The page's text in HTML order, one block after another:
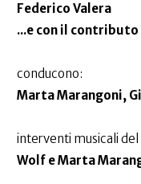
Federico Valera
...e con il
conducono:
Marta Marangoni,
interventi musicali del
Wolf e Marta